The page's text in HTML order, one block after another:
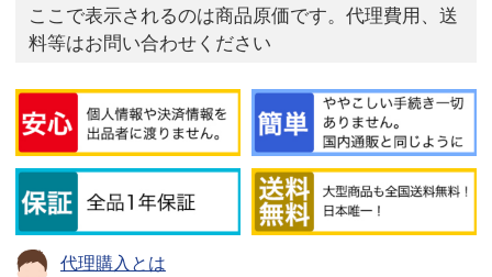
ここで表示されるのは商品原価です。代理費用、送
料等はお問い合わせください
代理購入とは